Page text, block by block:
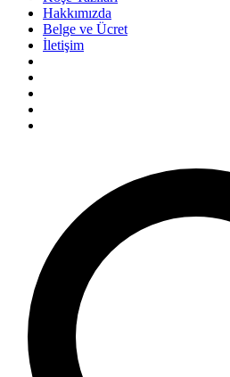
Hakkımızda
Belge ve Ücret
İletişim